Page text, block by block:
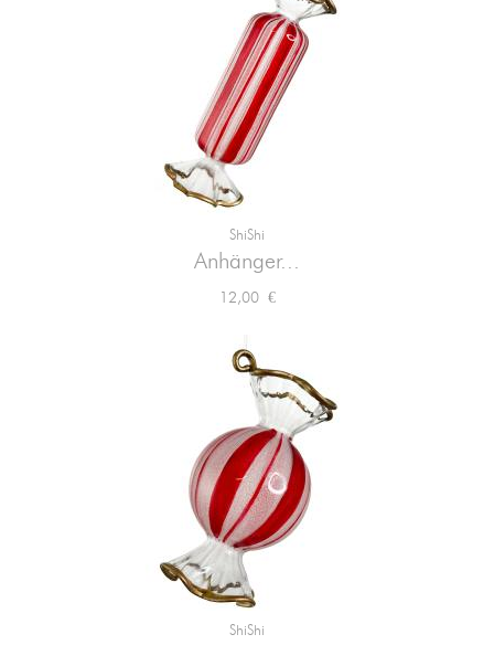
ShiShi
Anhänger...
Preis
12,00 €
ShiShi